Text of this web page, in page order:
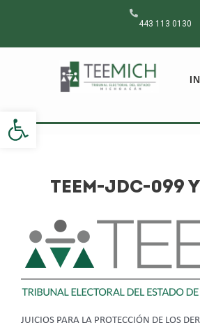
Abrir barra de herramientas
443 113 0130
TEEM-JDC-099
JUICIOS PARA LA PROTECCIÓN DE LOS